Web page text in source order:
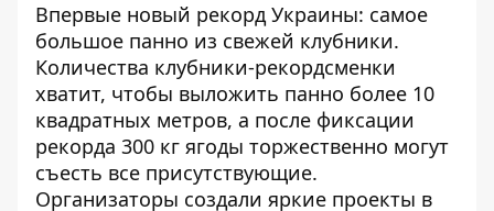
Впервые новый рекорд Украины: самое
большое панно из свежей клубники.
Количества клубники-рекордсменки
хватит, чтобы выложить панно более 10
квадратных метров, а после фиксации
рекорда 300 кг ягоды торжественно могут
съесть все присутствующие.
Организаторы создали яркие проекты в